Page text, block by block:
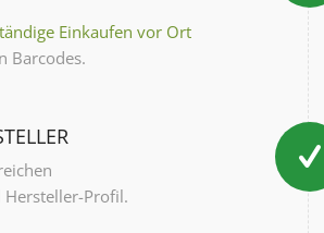
Einkaufen vor Ort
Barcodes.
Profil.